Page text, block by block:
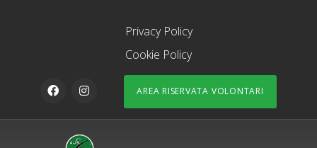
Privacy Policy
Cookie Policy
AREA RISERVATA VOLONTARI